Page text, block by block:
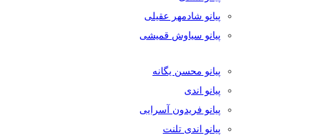
پیانو شادمهر عقیلی
پیانو سیاوش قمیشی
پیانو محسن یگانه
پیانو اندی
پیانو فریدون آسرایی
پیانو اندی تلنت